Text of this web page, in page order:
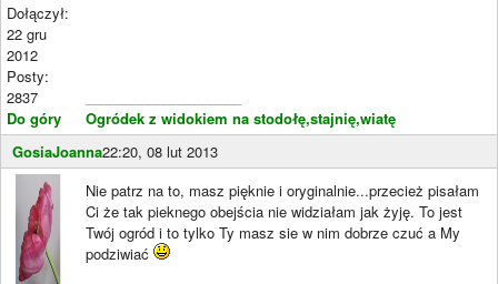
Dołączył:
22 gru
2012
Posty:
2837
Do góry
Ogródek z widokiem na stodołę,stajnię,wiatę
GosiaJoanna22:20, 08 lut 2013
Nie patrz na to, masz pięknie i oryginalnie...przecież pisałam
Ci że tak pieknego obejścia nie widziałam jak żyję. To jest
Twój ogród i to tylko Ty masz sie w nim dobrze czuć a My
podziwiać